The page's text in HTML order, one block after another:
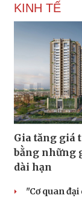
KINH TẾ
Gia tăng giá
bằng những
dài hạn
"Cơ quan